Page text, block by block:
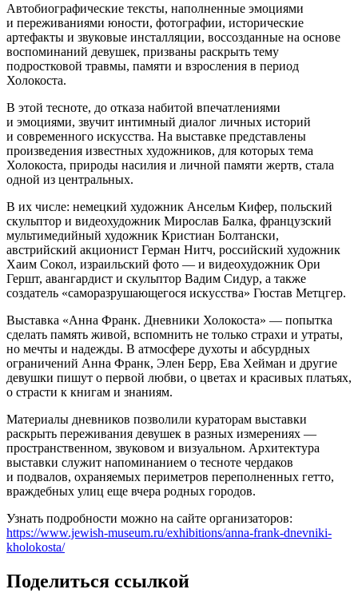
Автобиографические тексты, наполненные эмоциями
и переживаниями юности, фотографии, исторические
артефакты и звуковые инсталляции, воссозданные на основе
воспоминаний девушек, призваны раскрыть тему
подростковой травмы, памяти и взросления в период
Холокоста.
В этой тесноте, до отказа набитой впечатлениями
и эмоциями, звучит интимный диалог личных историй
и современного искусства. На выставке представлены
произведения известных художников, для которых тема
Холокоста, природы насилия и личной памяти жертв, стала
одной из центральных.
В их числе: немецкий художник Ансельм Кифер, польский
скульптор и видеохудожник Мирослав Балка, французский
мультимедийный художник Кристиан Болтански,
австрийский акционист Герман Нитч, российский художник
Хаим Сокол, израильский фото — и видеохудожник Ори
Гершт, авангардист и скульптор Вадим Сидур, а также
создатель «саморазрушающегося искусства» Гюстав Метцгер.
Выставка «Анна Франк. Дневники Холокоста» — попытка
сделать память живой, вспомнить не только страхи и утраты,
но мечты и надежды. В атмосфере духоты и абсурдных
ограничений Анна Франк, Элен Берр, Ева Хейман и другие
девушки пишут о первой любви, о цветах и красивых платьях,
о страсти к книгам и знаниям.
Материалы дневников позволили кураторам выставки
раскрыть переживания девушек в разных измерениях —
пространственном, звуковом и визуальном. Архитектура
выставки служит напоминанием о тесноте чердаков
и подвалов, охраняемых периметров переполненных гетто,
враждебных улиц еще вчера родных городов.
Узнать подробности можно на сайте организаторов:
https://www.jewish-museum.ru/exhibitions/anna-frank-dnevniki-
kholokosta/
Поделиться ссылкой